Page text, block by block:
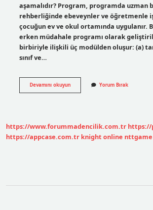
aşamalıdır? Program, programda uzman
rehberliğinde ebeveynler ve öğretmenle
çocuğun ev ve okul ortamında uygulanır.
erken müdahale programı olarak
birbiriyle ilişkili üç modülden oluşur: (a)
sınıf ve…
Devamını okuyunErken
Müdahale
Yorum Bırak
https://www.forummadencilik.com.tr
https://appcase.com.tr knight online nttgame